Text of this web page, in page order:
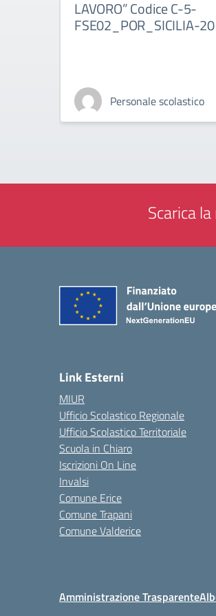
LAVORO” Codice C-5-
FSE02_POR_SICILIA-
Personale scolastico
Scarica
Link Esterni
MIUR
Ufficio Scolastico Regionale
Ufficio Scolastico Territoriale
Scuola in Chiaro
Iscrizioni On Line
Invalsi
Comune Erice
Comune Trapani
Comune Valderice
Amministrazione Trasparente